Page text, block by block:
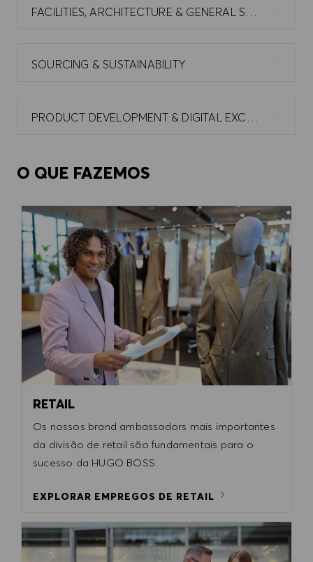
SOURCING & SUSTAINABILITY
O QUE FAZEMOS
RETAIL
Os nossos brand ambassadors mais importantes
da divisão de retail são fundamentais para o
sucesso da HUGO BOSS.
EXPLORAR EMPREGOS DE RETAIL